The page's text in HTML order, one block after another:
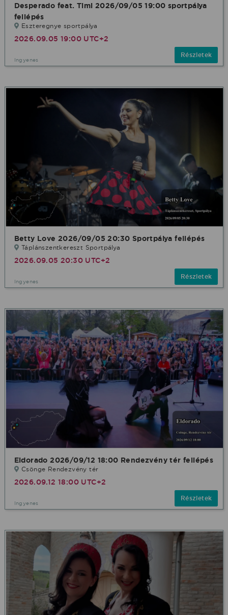
Desperado feat. Timi 2026/09/05 19:00 sportpálya
fellépés
Eszteregnye sportpálya
2026.09.05 19:00 UTC+2
Ingyenes
Részletek
Betty Love 2026/09/05 20:30 Sportpálya fellépés
Táplánszentkereszt Sportpálya
2026.09.05 20:30 UTC+2
Ingyenes
Részletek
Eldorado 2026/09/12 18:00 Rendezvény tér fellépés
Csönge Rendezvény tér
2026.09.12 18:00 UTC+2
Ingyenes
Részletek